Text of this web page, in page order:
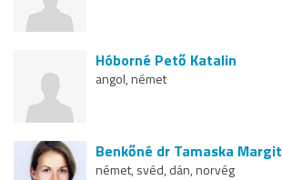
Hóborné Pető Katalin
angol, német
Benkőné dr Tamaska Margit
német, svéd, dán, norvég